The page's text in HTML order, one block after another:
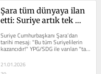
Şara tüm dünyaya ilan
etti: Suriye artık tek
bitti!
Suriye Cumhurbaşkanı Şara’dan
tarihi mesaj: "Bu tüm Suriyelilerin
kazancıdır!" YPG/SDG ile varılan "tam
21.01.2026